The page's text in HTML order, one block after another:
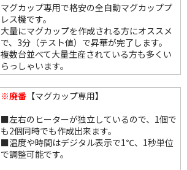
マグカップ専用で格安の全自動マグカッププ
レス機です。
大量にマグカップを作成される方にオススメ
で、3分（テスト値）で昇華が完了します。
複数台並べて大量生産されている方も多くい
らっしゃいます。
※廃番 【マグカップ専用】
■左右のヒーターが独立しているので、1個で
も2個同時でも作成出来ます。
■温度や時間はデジタル表示で1℃、1秒単位
で調整可能です。